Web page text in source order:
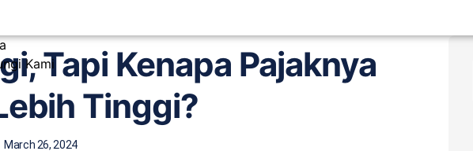
Kami
Pajaknya Selalu Lebih Tinggi?
Tapi Kenapa Pajaknya
Tinggi?
March 26, 2024